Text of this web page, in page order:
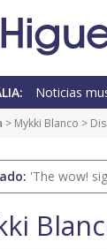
Noticias
> Mykki Blanco >
'The wow!